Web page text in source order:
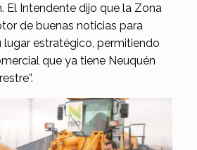
El Intendente dijo que la Zona
de buenas noticias para
lugar estratégico, permitiendo
que ya tiene Neuquén